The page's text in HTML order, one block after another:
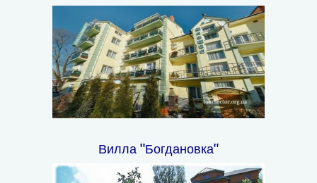
Вилла "Богдановка"